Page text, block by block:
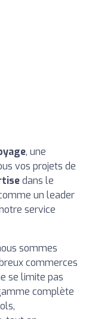
, une
vos projets de
dans le
un leader
service
sommes
commerces
se limite pas
complète